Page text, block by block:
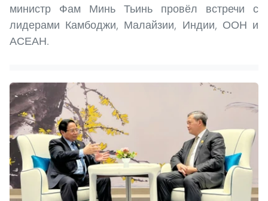
министр Фам Минь Тьинь провёл встречи с
лидерами Камбоджи, Малайзии, Индии, ООН и
АСЕАН.